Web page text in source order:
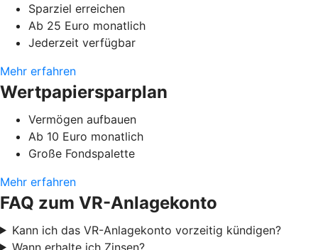
Sparziel erreichen
Ab 25 Euro monatlich
Jederzeit verfügbar
Mehr erfahren
Wertpapiersparplan
Vermögen aufbauen
Ab 10 Euro monatlich
Große Fondspalette
Mehr erfahren
FAQ zum VR-Anlagekonto
Kann ich das VR-Anlagekonto vorzeitig kündigen?
Wann erhalte ich Zinsen?